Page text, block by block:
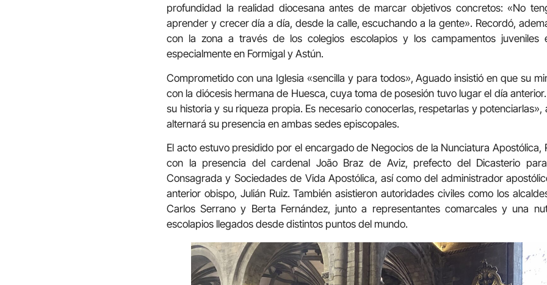
profundidad la realidad diocesana antes de marcar objetivos concretos: «No
aprender y crecer día a día, desde la calle, escuchando a la gente». Recordó,
con la zona a través de los colegios escolapios y los campamentos juveniles
especialmente en Formigal y Astún.
Comprometido con una Iglesia «sencilla y para todos», Aguado insistió en que su
con la diócesis hermana de Huesca, cuya toma de posesión tuvo lugar el día
su historia y su riqueza propia. Es necesario conocerlas, respetarlas y
alternará su presencia en ambas sedes episcopales.
El acto estuvo presidido por el encargado de Negocios de la Nunciatura Apostólica,
con la presencia del cardenal João Braz de Aviz, prefecto del Dicasterio
Consagrada y Sociedades de Vida Apostólica, así como del administrador
anterior obispo, Julián Ruiz. También asistieron autoridades civiles como los
Carlos Serrano y Berta Fernández, junto a representantes comarcales y una
escolapios llegados desde distintos puntos del mundo.